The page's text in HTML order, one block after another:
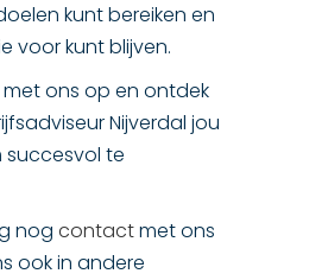
kunt bereiken en
voor kunt blijven.
ons op en ontdek
Nijverdal jou
succesvol te
nog contactmet ons
ook in andere